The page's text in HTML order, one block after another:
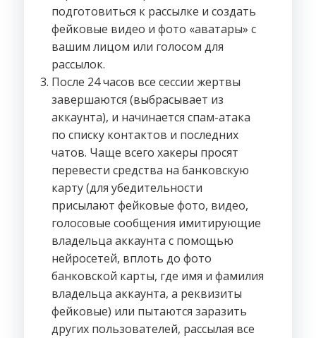
подготовиться к рассылке и создать
фейковые видео и фото «аватары» с
вашим лицом или голосом для
рассылок.
После 24 часов все сессии жертвы
завершаются (выбрасывает из
аккаунта), и начинается спам-атака
по списку контактов и последних
чатов. Чаще всего хакеры просят
перевести средства на банковскую
карту (для убедительности
присылают фейковые фото, видео,
голосовые сообщения имитирующие
владельца аккаунта с помощью
нейросетей, вплоть до фото
банковской карты, где имя и фамилия
владельца аккаунта, а реквизиты
фейковые) или пытаются заразить
других пользователей, рассылая все